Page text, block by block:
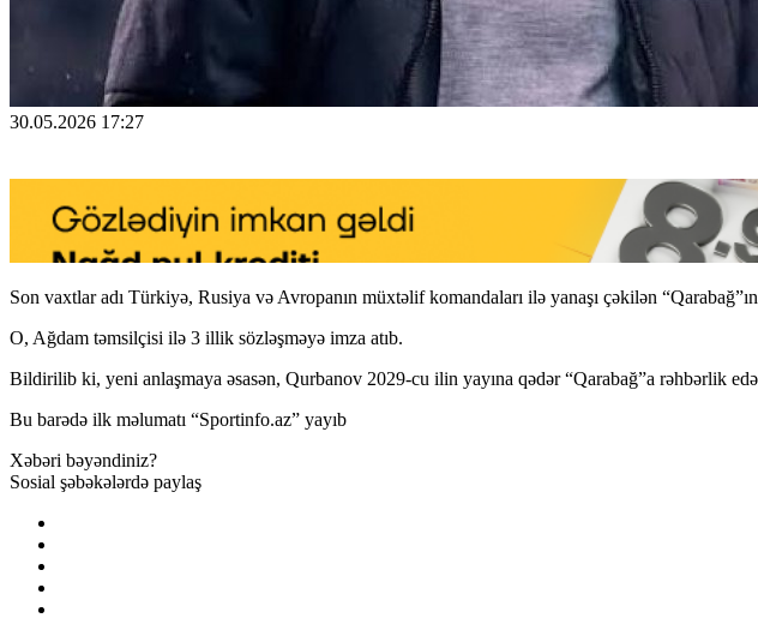
30.05.2026 17:27
Son vaxtlar adı Türkiyə, Rusiya və Avropanın müxtəlif komandaları ilə yanaşı çəkilən
O, Ağdam təmsilçisi ilə 3 illik sözləşməyə imza atıb.
Bildirilib ki, yeni anlaşmaya əsasən, Qurbanov 2029-cu ilin yayına qədər “Qarabağ”a rəhbərlik
Bu barədə ilk məlumatı “Sportinfo.az” yayıb
Xəbəri bəyəndiniz?
Sosial şəbəkələrdə paylaş